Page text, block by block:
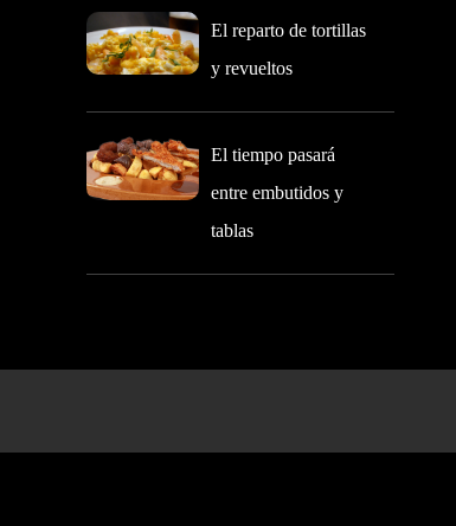
El reparto de tortillas
y revueltos
El tiempo pasará
entre embutidos y
tablas